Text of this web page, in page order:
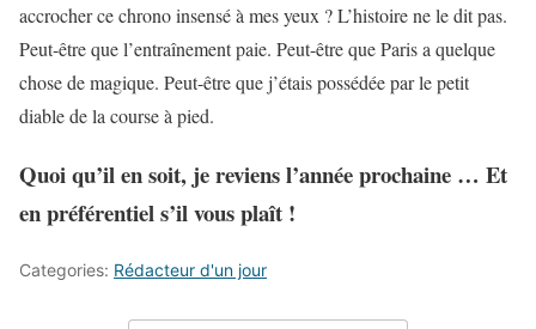
accrocher ce chrono insensé à mes yeux ? L’histoire ne le dit pas.
Peut-être que l’entraînement paie. Peut-être que Paris a quelque
chose de magique. Peut-être que j’étais possédée par le petit
diable de la course à pied.
Quoi qu’il en soit, je reviens l’année prochaine … Et
en préférentiel s’il vous plaît !
Categories: Rédacteur d'un jour